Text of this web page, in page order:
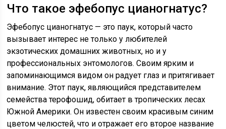
Что такое эфебопус цианогнатус?
Эфебопус цианогнатус — это паук, который часто
вызывает интерес не только у любителей
экзотических домашних животных, но и у
профессиональных энтомологов. Своим ярким и
запоминающимся видом он радует глаз и притягивает
внимание. Этот паук, являющийся представителем
семейства терофошид, обитает в тропических лесах
Южной Америки. Он известен своим красивым синим
цветом челюстей, что и отражает его второе название